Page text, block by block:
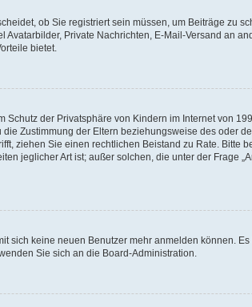
ob Sie registriert sein müssen, um Beiträge zu
Private Nachrichten, E-Mail-Versand an
bietet.
der Privatsphäre von Kindern im Internet von
Zustimmung der Eltern beziehungsweise des oder
ziehen Sie einen rechtlichen Beistand zu Rate. Bitte
jeglicher Art ist; außer solchen, die unter der Frage
keine neuen Benutzer mehr anmelden können.
Sie sich an die Board-Administration.